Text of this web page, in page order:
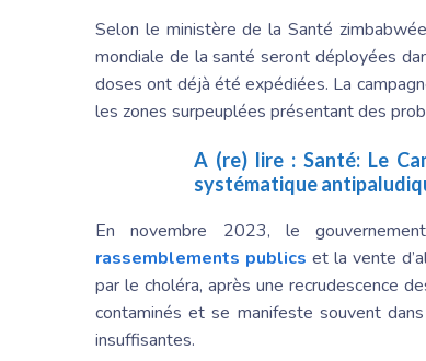
Selon le ministère de la Santé
mondiale de la santé seront déployées
doses ont déjà été expédiées. La
les zones surpeuplées présentant des
A (re) lire : Santé: Le
systématique
En novembre 2023, le
rassemblements publics et la vente
par le choléra, après une recrudescence
contaminés et se manifeste souvent
insuffisantes.